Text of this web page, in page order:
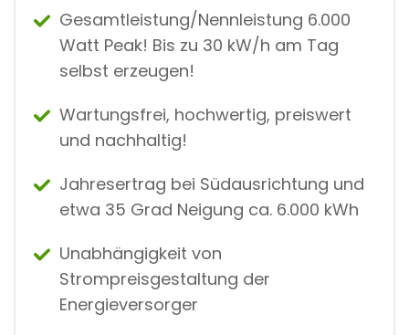
Gesamtleistung/Nennleistung 6.000
Watt Peak! Bis zu 30 kW/h am Tag
selbst erzeugen!
Wartungsfrei, hochwertig, preiswert
und nachhaltig!
Jahresertrag bei Südausrichtung und
etwa 35 Grad Neigung ca. 6.000 kWh
Unabhängigkeit von
Strompreisgestaltung der
Energieversorger